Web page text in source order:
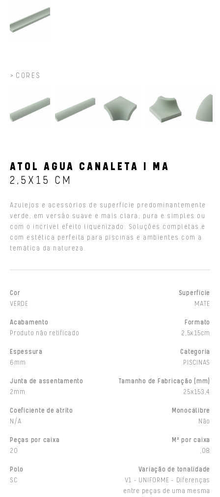
CORES
ATOL AGUA CANALETA I MA
2,5X15 CM
Azulejos e acessórios de superfície predominantemente
verde, em versão suave e mais clara, pura e simples ou
com o incrível efeito liquenizado. Soluções completas e
com estética perfeita para piscinas e ambientes com a
temática da natureza.
Cor
VERDE
Superfície
MATE
Acabamento
Produto não retificado
Formato
2,5x15cm
Espessura
6mm
Categoria
PISCINAS
Junta de assentamento
2mm
Tamanho de Fabricação (mm)
25x153,4
Coeficiente de atrito
N/A
Monocálibre
Não
Peças por caixa
20
M² por caixa
,08
Polo
SC
Variação de tonalidade
V1 - UNIFORME - Diferenças
entre peças de uma mesma